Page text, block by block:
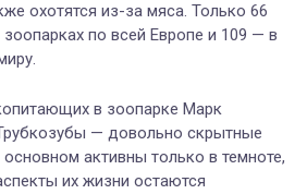
охотятся из-за мяса. Только 66
по всей Европе и 109 — в
в зоопарке Марк
— довольно скрытные
активны только в темноте,
их жизни остаются